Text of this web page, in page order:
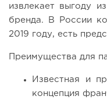
извлекает выгоду
бренда. В России
2019 году, есть
Преимущества для
Известная и
концепция